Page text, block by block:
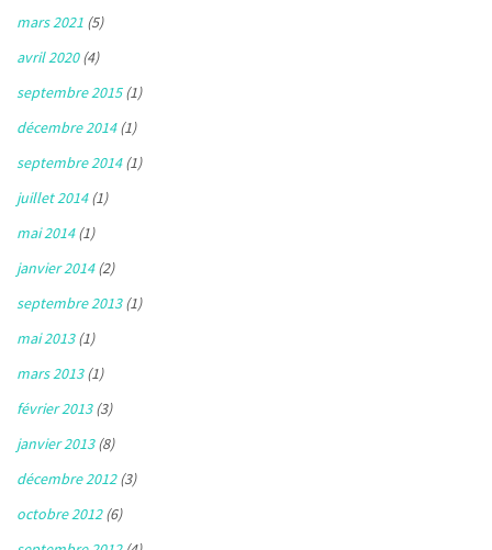
mars 2021 (5)
avril 2020(4)
septembre 2015(1)
décembre 2014(1)
septembre 2014(1)
juillet 2014(1)
mai 2014(1)
janvier 2014(2)
septembre 2013(1)
mai 2013(1)
mars 2013(1)
février 2013(3)
janvier 2013(8)
décembre 2012(3)
octobre 2012(6)